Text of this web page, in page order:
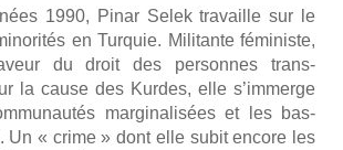
1990, Pinar Selek tra­vaille sur le
en Tur­quie. Mili­tante fémi­niste,
du droit des per­sonnes trans­
la cause des Kurdes, elle s’im­merge
mar­gi­na­li­sées et les bas-
Un « crime » dont elle subit encore les